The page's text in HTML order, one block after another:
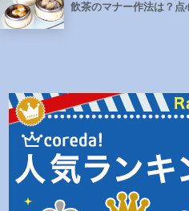
飲茶のマナー作法は？点